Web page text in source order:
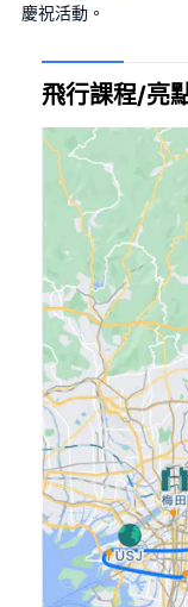
慶祝活動。
飛行課程/亮